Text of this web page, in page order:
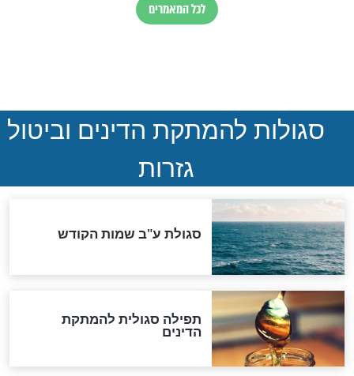
שורדת השואה שחוגגת 100:
"מודה לקב"ה על כל השנים"
לכל המאמרים
אחרית הימים